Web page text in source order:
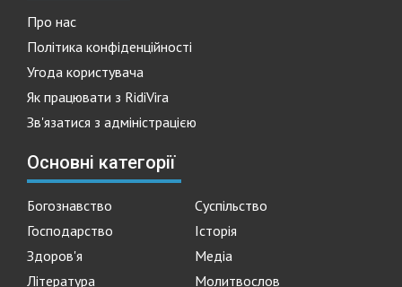
Про нас
Політика конфіденційності
Угода користувача
Як працювати з RidiVira
Зв'язатися з адміністрацією
Основні категорії
Богознавство
Суспільство
Господарство
Історія
Здоров'я
Медіа
Література
Молитвослов